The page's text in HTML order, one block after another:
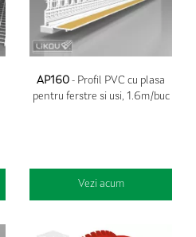
AP160 - Profil PVC cu plasa
pentru ferstre si usi, 1.6m/buc
Vezi acum